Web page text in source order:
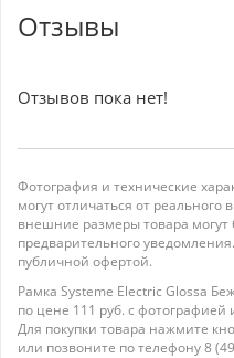
Отзывы
Отзывов пока нет!
Фотография и технические
могут отличаться от
внешние размеры товара
предварительного
публичной офертой.
Рамка Systeme Electric Glossa
по цене 111 руб. с
Для покупки товара нажмите
или позвоните по телефону 8